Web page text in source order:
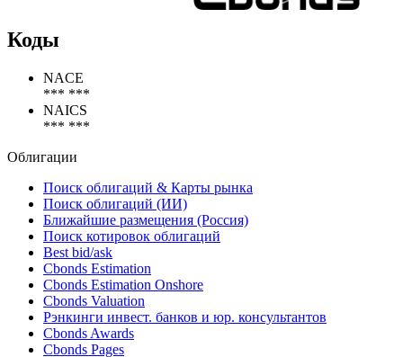
Коды
NACE
*** ***
NAICS
*** ***
Облигации
Поиск облигаций & Карты рынка
Поиск облигаций (ИИ)
Ближайшие размещения (Россия)
Поиск котировок облигаций
Best bid/ask
Cbonds Estimation
Cbonds Estimation Onshore
Cbonds Valuation
Рэнкинги инвест. банков и юр. консультантов
Cbonds Awards
Cbonds Pages